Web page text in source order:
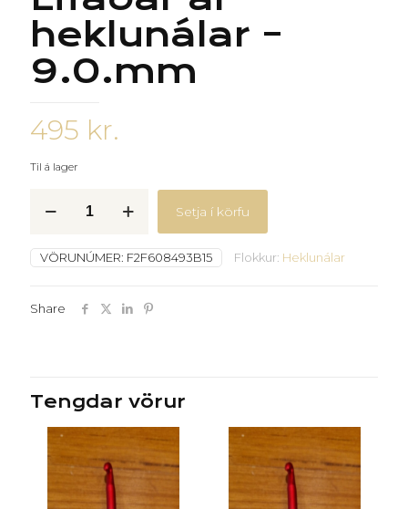
heklunálar –
9.0.mm
495 kr.
Til á lager
-
9.0.mm
Setja í körfu
VÖRUNÚMER: F2F608493B15 Flokkur: Heklunálar
Share
Tengdar vörur